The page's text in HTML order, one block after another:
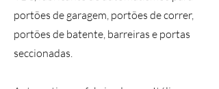
portões de garagem, portões de correr,
portões de batente, barreiras e portas
seccionadas.